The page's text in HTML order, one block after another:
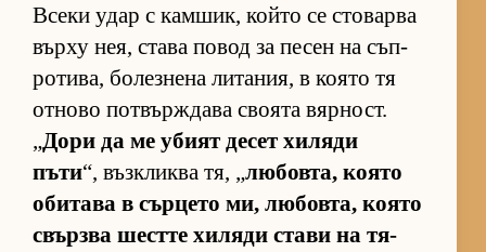
Всеки удар с кам­шик, който се сто­варва
върху нея, става по­вод за пе­сен на съп­
ро­ти­ва, бо­лез­нена ли­та­ния, в ко­ято тя
от­ново пот­вър­ж­дава сво­ята вяр­ност.
„Дори да ме убият де­сет хи­ляди
пъти“, въз­к­ликва тя, „лю­бов­та, ко­ято
оби­тава в сър­цето ми, лю­бов­та, ко­ято
свър­зва шестте хи­ляди стави на тя­